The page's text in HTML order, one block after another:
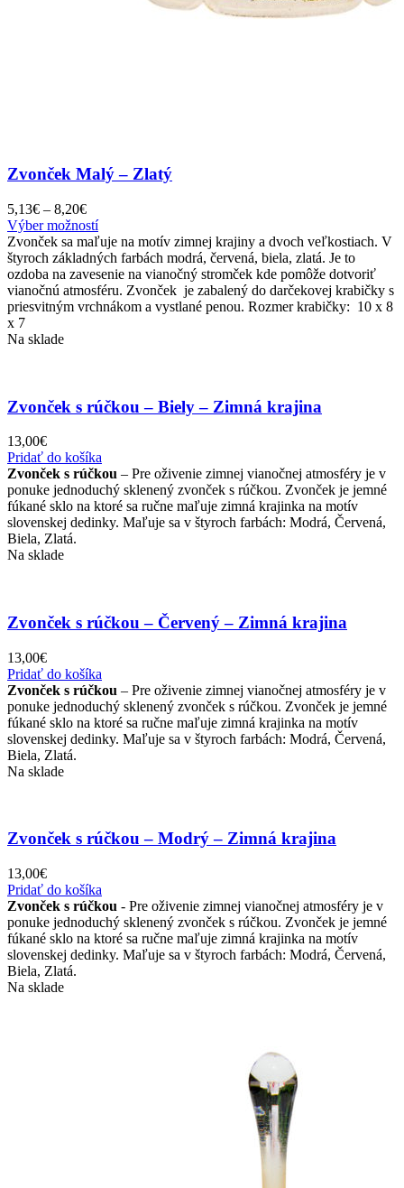
Zvonček Malý – Zlatý
5,13€ – 8,20€Price
range:
5,13€
through
8,20€
Výber možnostíTento
produkt
má
viacero
variantov.
Možnosti
produktu.
Zvonček sa maľuje na motív zimnej krajiny a dvoch veľkostiach. V
štyroch základných farbách modrá, červená, biela, zlatá. Je to
ozdoba na zavesenie na vianočný stromček kde pomôže dotvoriť
vianočnú atmosféru. Zvonček je zabalený do darčekovej krabičky s
priesvitným vrchnákom a vystlané penou. Rozmer krabičky: 10 x 8
x 7
Na sklade
Zvonček s rúčkou – Biely – Zimná krajina
13,00€
Pridať do košíka
Zvonček s rúčkou – Pre oživenie zimnej vianočnej atmosféry je v
ponuke jednoduchý sklenený zvonček s rúčkou. Zvonček je jemné
fúkané sklo na ktoré sa ručne maľuje zimná krajinka na motív
slovenskej dedinky. Maľuje sa v štyroch farbách: Modrá, Červená,
Biela, Zlatá.
Na sklade
Zvonček s rúčkou – Červený – Zimná krajina
13,00€
Pridať do košíka
Zvonček s rúčkou – Pre oživenie zimnej vianočnej atmosféry je v
ponuke jednoduchý sklenený zvonček s rúčkou. Zvonček je jemné
fúkané sklo na ktoré sa ručne maľuje zimná krajinka na motív
slovenskej dedinky. Maľuje sa v štyroch farbách: Modrá, Červená,
Biela, Zlatá.
Na sklade
Zvonček s rúčkou – Modrý – Zimná krajina
13,00€
Pridať do košíka
Zvonček s rúčkou - Pre oživenie zimnej vianočnej atmosféry je v
ponuke jednoduchý sklenený zvonček s rúčkou. Zvonček je jemné
fúkané sklo na ktoré sa ručne maľuje zimná krajinka na motív
slovenskej dedinky. Maľuje sa v štyroch farbách: Modrá, Červená,
Biela, Zlatá.
Na sklade